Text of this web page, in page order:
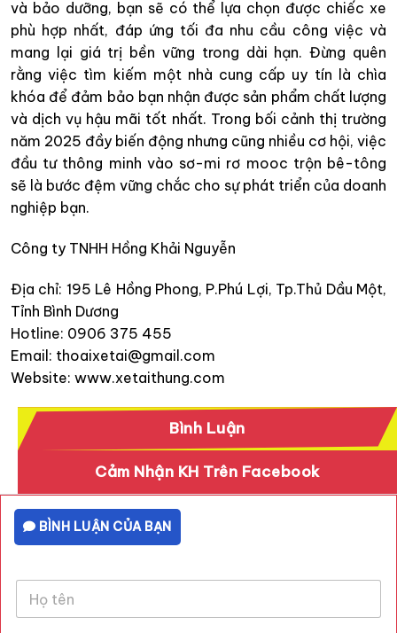
và bảo dưỡng, bạn sẽ có thể lựa chọn được chiếc xe
phù hợp nhất, đáp ứng tối đa nhu cầu công việc và
mang lại giá trị bền vững trong dài hạn. Đừng quên
rằng việc tìm kiếm một nhà cung cấp uy tín là chìa
khóa để đảm bảo bạn nhận được sản phẩm chất lượng
và dịch vụ hậu mãi tốt nhất. Trong bối cảnh thị trường
năm 2025 đầy biến động nhưng cũng nhiều cơ hội, việc
đầu tư thông minh vào sơ-mi rơ mooc trộn bê-tông
sẽ là bước đệm vững chắc cho sự phát triển của doanh
nghiệp bạn.
Công ty TNHH Hồng Khải Nguyễn
Địa chỉ: 195 Lê Hồng Phong, P.Phú Lợi, Tp.Thủ Dầu Một,
Tỉnh Bình Dương
Hotline: 0906 375 455
Email: thoaixetai@gmail.com
Website: www.xetaithung.com
Bình Luận
Cảm Nhận KH Trên Facebook
BÌNH LUẬN CỦA BẠN